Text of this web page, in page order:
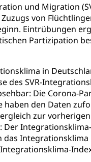
und Migration
von
Eintrübungen
Partizipation
in
des SVR-
Die Corona-
den Daten
zur
Integrationsklima